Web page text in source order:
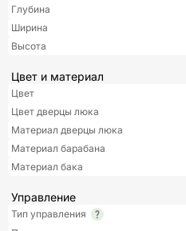
Глубина
Ширина
Высота
Цвет и материал
Цвет
Цвет дверцы люка
Материал дверцы люка
Материал барабана
Материал бака
Управление
Тип управления